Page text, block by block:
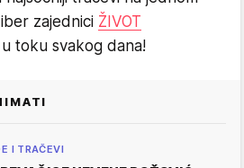
zajednici ŽIVOT
toku svakog dana!
I TRAČEVI